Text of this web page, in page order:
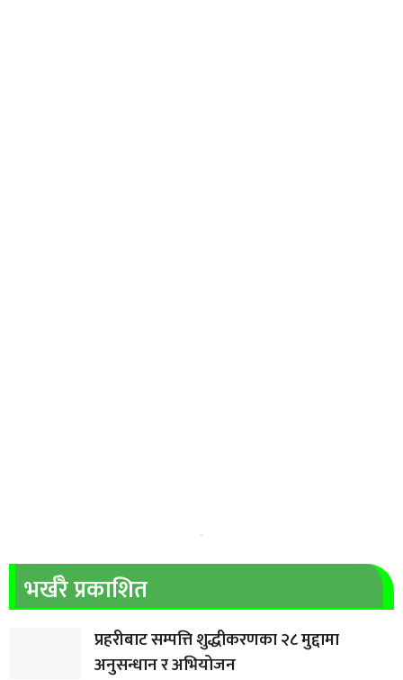
भर्खरै प्रकाशित
प्रहरीबाट सम्पत्ति शुद्धीकरणका २८ मुद्दामा
अनुसन्धान र अभियोजन